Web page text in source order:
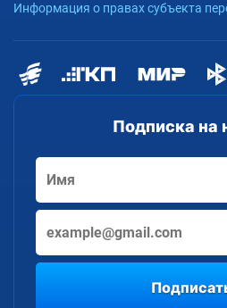
Подписка на
Информация о правах субъекта